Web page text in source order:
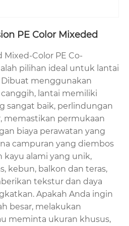
PE Color Mixeded
Color PE Co-
pilihan ideal untuk lantai
Dibuat menggunakan
lantai memiliki
sangat baik, perlindungan
memastikan permukaan
biaya perawatan yang
campuran yang diembos
alami yang unik,
kebun, balkon dan teras,
tekstur dan daya
Apakah Anda ingin
besar, melakukan
meminta ukuran khusus,